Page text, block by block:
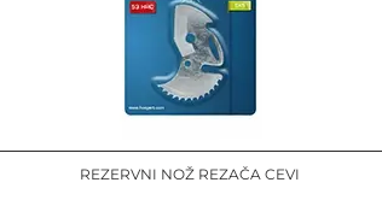
REZERVNI NOŽ REZAČA CEVI